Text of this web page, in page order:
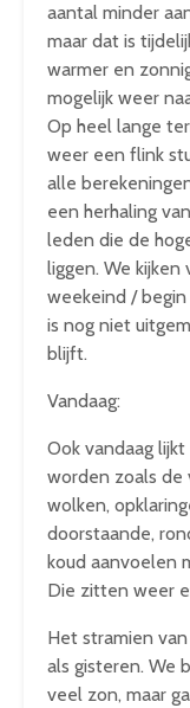
aantal minder
maar dat is
warmer en
mogelijk weer
Op heel lange
weer een flink
alle
een herhaling
leden die de
liggen. We
weekeind /
is nog niet
blijft.
Vandaag:
Ook vandaag
worden zoals de
wolken,
doorstaande,
koud aanvoelen
Die zitten weer
Het stramien
als gisteren. We
veel zon, maar